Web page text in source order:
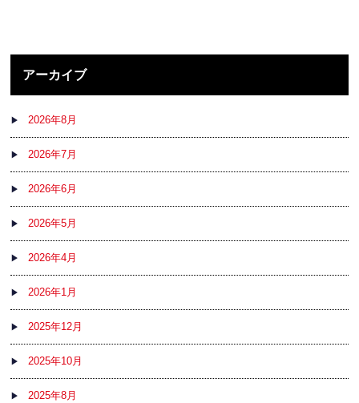
アーカイブ
2026年8月
2026年7月
2026年6月
2026年5月
2026年4月
2026年1月
2025年12月
2025年10月
2025年8月